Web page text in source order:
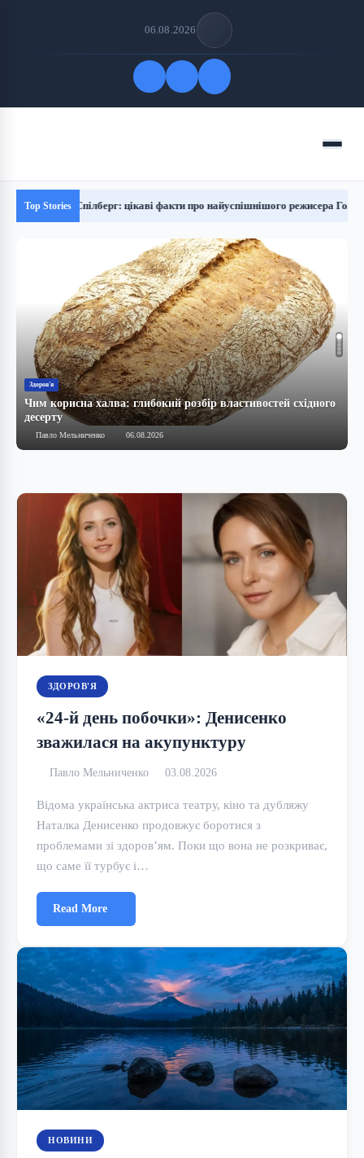
06.08.2026
Menu
Top Stories
Спілберг: цікаві факти про найуспішнішого режисера Голлівуду
Здоров'я
Чим корисна халва: глибокий розбір властивостей східного
десерту
Павло Мельниченко 06.08.2026
ЗДОРОВ'Я
«24-й день побочки»: Денисенко
зважилася на акупунктуру
Павло Мельниченко 03.08.2026
Відома українська актриса театру, кіно та дубляжу
Наталка Денисенко продовжує боротися з
проблемами зі здоров’ям. Поки що вона не розкриває,
що саме її турбує і…
Read More
НОВИНИ